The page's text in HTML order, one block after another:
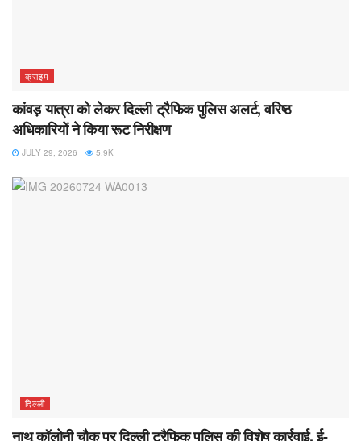
क्राइम
कांवड़ यात्रा को लेकर दिल्ली ट्रैफिक पुलिस अलर्ट, वरिष्ठ
अधिकारियों ने किया रूट निरीक्षण
JULY 29, 2026 5.9K
दिल्ली
नाथू कॉलोनी चौक पर दिल्ली ट्रैफिक पुलिस की विशेष कार्रवाई, ई-